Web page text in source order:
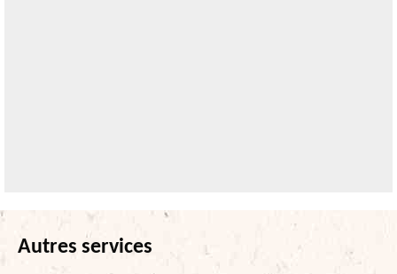
Autres services